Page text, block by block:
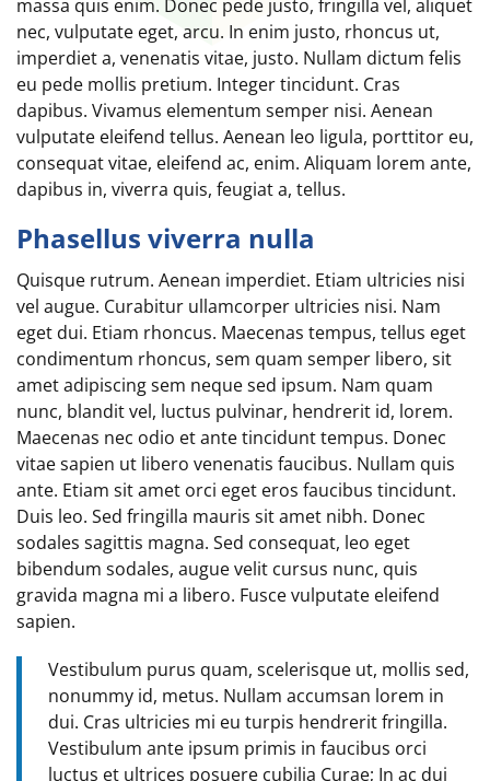
massa quis enim. Donec pede justo, fringilla vel, aliquet
nec, vulputate eget, arcu. In enim justo, rhoncus ut,
imperdiet a, venenatis vitae, justo. Nullam dictum felis
eu pede mollis pretium. Integer tincidunt. Cras
dapibus. Vivamus elementum semper nisi. Aenean
vulputate eleifend tellus. Aenean leo ligula, porttitor eu,
consequat vitae, eleifend ac, enim. Aliquam lorem ante,
dapibus in, viverra quis, feugiat a, tellus.
Phasellus viverra nulla
Quisque rutrum. Aenean imperdiet. Etiam ultricies nisi
vel augue. Curabitur ullamcorper ultricies nisi. Nam
eget dui. Etiam rhoncus. Maecenas tempus, tellus eget
condimentum rhoncus, sem quam semper libero, sit
amet adipiscing sem neque sed ipsum. Nam quam
nunc, blandit vel, luctus pulvinar, hendrerit id, lorem.
Maecenas nec odio et ante tincidunt tempus. Donec
vitae sapien ut libero venenatis faucibus. Nullam quis
ante. Etiam sit amet orci eget eros faucibus tincidunt.
Duis leo. Sed fringilla mauris sit amet nibh. Donec
sodales sagittis magna. Sed consequat, leo eget
bibendum sodales, augue velit cursus nunc, quis
gravida magna mi a libero. Fusce vulputate eleifend
sapien.
Vestibulum purus quam, scelerisque ut, mollis sed,
nonummy id, metus. Nullam accumsan lorem in
dui. Cras ultricies mi eu turpis hendrerit fringilla.
Vestibulum ante ipsum primis in faucibus orci
luctus et ultrices posuere cubilia Curae; In ac dui